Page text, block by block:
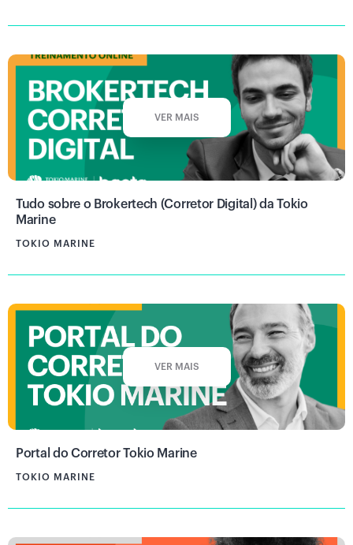
VER MAIS
Tudo sobre o Brokertech (Corretor Digital) da Tokio
Marine
TOKIO MARINE
VER MAIS
Portal do Corretor Tokio Marine
TOKIO MARINE